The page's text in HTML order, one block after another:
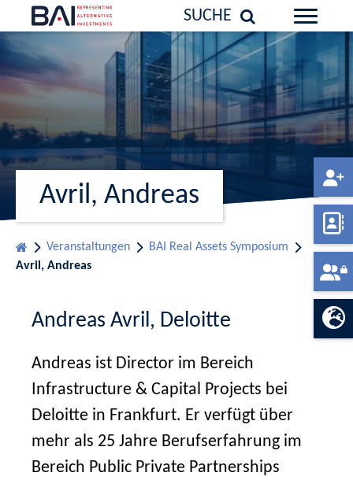
SUCHE
Avril, Andreas
Veranstaltungen
BAI Real Assets Symposium
Avril, Andreas
Andreas Avril, Deloitte
Andreas ist Director im Bereich
Infrastructure & Capital Projects bei
Deloitte in Frankfurt. Er verfügt über
mehr als 25 Jahre Berufserfahrung im
Bereich Public Private Partnerships